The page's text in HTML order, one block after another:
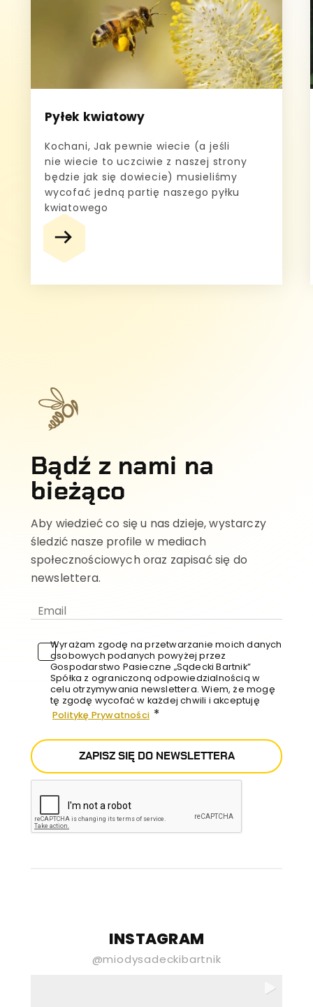
Pyłek kwiatowy
Kochani, Jak pewnie wiecie (a jeśli
nie wiecie to uczciwie z naszej strony
będzie jak się dowiecie) musieliśmy
wycofać jedną partię naszego pyłku
kwiatowego
Bądź z nami na
bieżąco
Aby wiedzieć co się u nas dzieje, wystarczy
śledzić nasze profile w mediach
społecznościowych oraz zapisać się do
newslettera.
Wyrażam zgodę na przetwarzanie moich danych
osobowych podanych powyżej przez
Gospodarstwo Pasieczne „Sądecki Bartnik”
Spółka z ograniczoną odpowiedzialnością w
celu otrzymywania newslettera. Wiem, że mogę
tę zgodę wycofać w każdej chwili i akceptuję
Politykę Prywatności *
ZAPISZ SIĘ DO NEWSLETTERA
E-mail
Wyrażam zgodę na przetwarzanie
moich danych osobowych podanych
„Sądecki Bartnik” Spółka z ograniczoną
INSTAGRAM
@miodysadeckibartnik